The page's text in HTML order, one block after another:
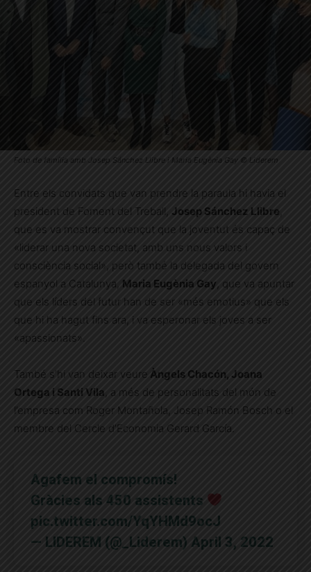
Foto de família amb Josep Sánchez Llibre i Maria Eugènia Gay © Liderem
Entre els convidats que van prendre la paraula hi havia el
president de Foment del Treball, Josep Sánchez Llibre
que es va mostrar convençut que la joventut és capaç de
«liderar una nova societat, amb uns nous valors i
consciència social», però també la delegada del govern
espanyol a Catalunya,
Maria Eugènia Gay, que va apuntar
que els líders del futur han de ser «més emotius» que els
que hi ha hagut fins ara, i va esperonar els joves a ser
«apassionats».
També s’hi van deixar veure Àngels Chacón, Joana
Ortega i Santi Vila , a més de personalitats del món de
l’empresa com Roger Montañola, Josep Ramón Bosch o el
membre del Cercle d’Economia Gerard García.
Agafem el compromís!
Gràcies als 450 assistents
pic.twitter.com/YqYHMd9ocJ
— LIDEREM (@_Liderem) April 3, 2022